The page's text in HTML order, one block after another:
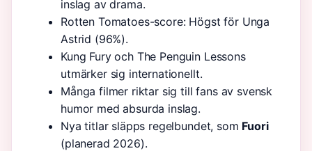
inslag av drama.
Rotten Tomatoes-score: Högst för Unga
Astrid (96%).
Kung Fury och The Penguin Lessons
utmärker sig internationellt.
Många filmer riktar sig till fans av svensk
humor med absurda inslag.
Nya titlar släpps regelbundet, som Fuori
(planerad 2026).